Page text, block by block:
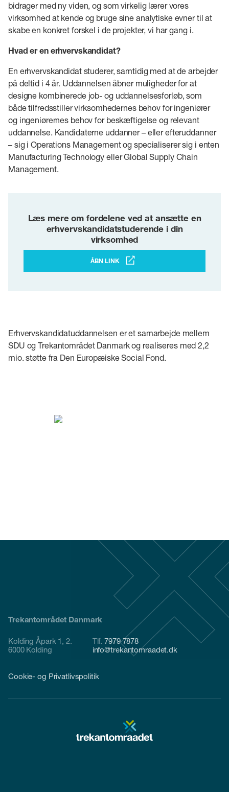
bidrager med ny viden, og som virkelig lærer vores
virksomhed at kende og bruge sine analytiske evner til at
skabe en konkret forskel i de projekter, vi har gang i.
Hvad er en erhvervskandidat?
En erhvervskandidat studerer, samtidig med at de arbejder
på deltid i 4 år. Uddannelsen åbner muligheder for at
designe kombinerede job- og uddannelsesforløb, som
både tilfredsstiller virksomhedernes behov for ingeniører
og ingeniørernes behov for beskæftigelse og relevant
uddannelse. Kandidaterne uddanner – eller efteruddanner
– sig i Operations Management og specialiserer sig i enten
Manufacturing Technology eller Global Supply Chain
Management.
Læs mere om fordelene ved at ansætte en
erhvervskandidatstuderende i din
virksomhed
ÅBN LINK
Erhvervskandidatuddannelsen er et samarbejde mellem
SDU og Trekantområdet Danmark og realiseres med 2,2
mio. støtte fra Den Europæiske Social Fond.
Trekantområdet Danmark
Kolding Åpark 1, 2.
6000 Kolding
Tlf.7979 7878
info@trekantomraadet.dk
Cookie- og Privatlivspolitik